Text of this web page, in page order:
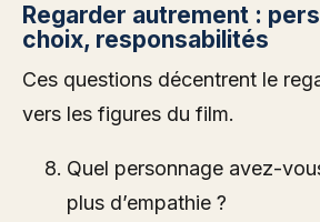
Regarder autrement :
choix, responsabilités
Ces questions décentrent le
vers les figures du film.
Quel personnage avez-
plus d’empathie ?